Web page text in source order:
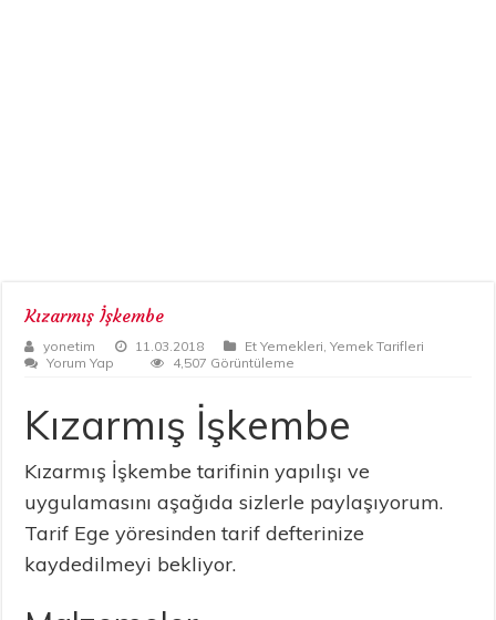
Kızarmış İşkembe
yonetim 11.03.2018 Et Yemekleri,Yemek Tarifleri
Yorum Yap
4,507 Görüntüleme
Kızarmış İşkembe
Kızarmış İşkembe tarifinin yapılışı ve
uygulamasını aşağıda sizlerle paylaşıyorum.
Tarif Ege yöresinden tarif defterinize
kaydedilmeyi bekliyor.